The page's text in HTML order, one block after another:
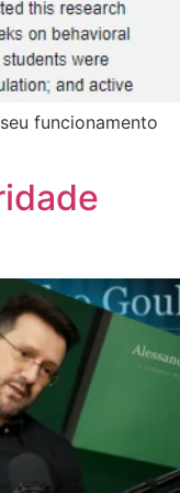
funcionamento